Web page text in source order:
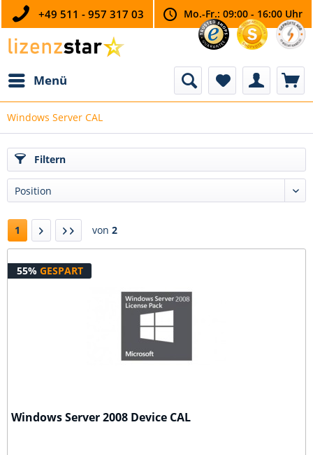
+49 511 - 957 317 03 Mo.-Fr.: 09:00 - 16:00 Uhr
Menü
Windows Server CAL
Filtern
1 von 2
55% GESPART
Windows Server 2008 Device CAL